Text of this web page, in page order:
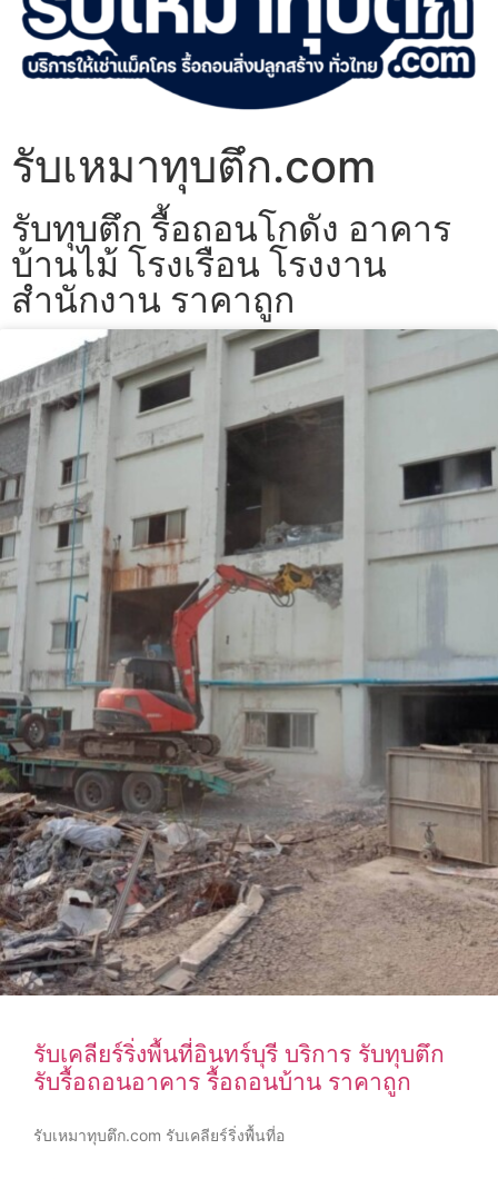
รับเหมาทุบตึก.com
รับทุบตึก รื้อถอนโกดัง อาคาร
บ้านไม้ โรงเรือน โรงงาน
สำนักงาน ราคาถูก
รับเคลียร์ริ่งพื้นที่อินทร์บุรี บริการ รับทุบตึก
รับรื้อถอนอาคาร รื้อถอนบ้าน ราคาถูก
รับเหมาทุบตึก.com รับเคลียร์ริ่งพื้นที่อ